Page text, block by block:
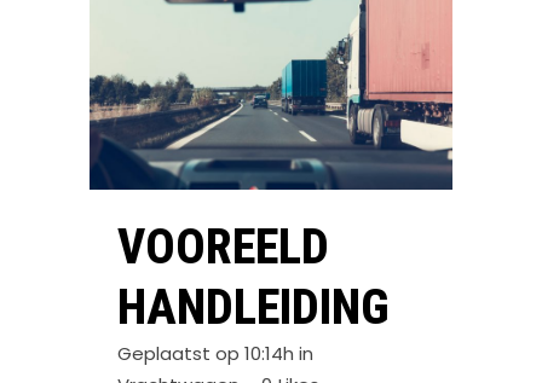
VOOREELD
HANDLEIDING
Geplaatst op 10:14h in